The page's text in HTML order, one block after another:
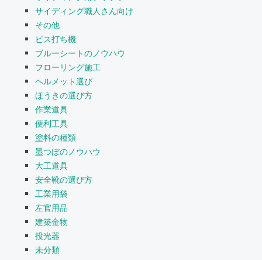
サイディング職人さん向け
その他
ビス打ち機
ブルーシートのノウハウ
フローリング施工
ヘルメット選び
ほうきの選び方
作業道具
便利工具
塗料の種類
墨つぼのノウハウ
大工道具
安全靴の選び方
工業用袋
左官用品
建築金物
投光器
未分類